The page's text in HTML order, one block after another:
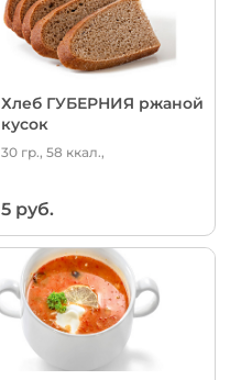
Хлеб ГУБЕРНИЯ ржаной
кусок
30 гр., 58 ккал.,
5 руб.